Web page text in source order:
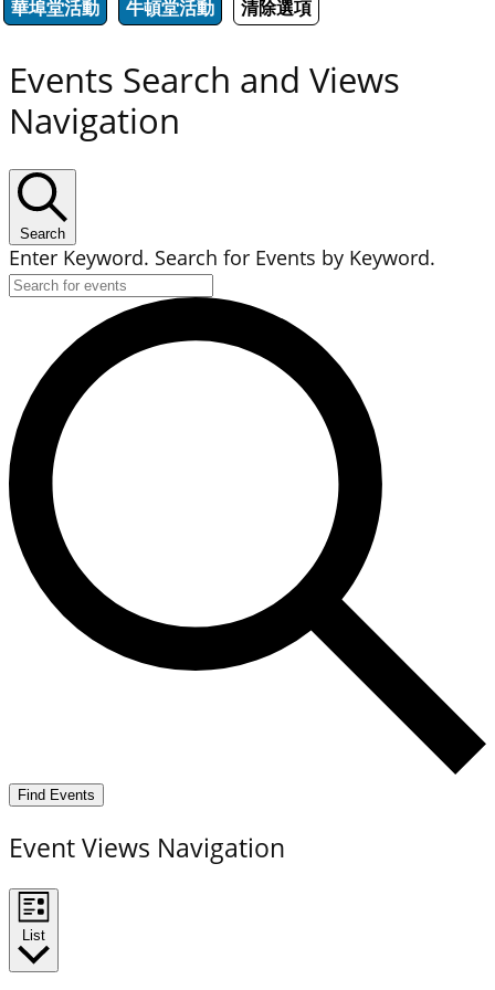
華埠堂活動 牛頓堂活動 清除選項
Events Search and Views
Navigation
Search
Enter Keyword. Search for Events by Keyword.
Find Events
Event Views Navigation
List